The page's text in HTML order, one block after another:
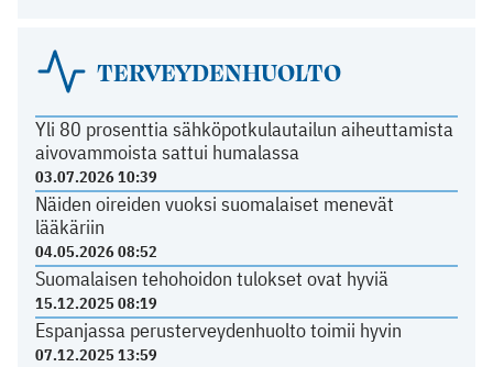
TERVEYDENHUOLTO
Yli 80 prosenttia sähköpotkulautailun aiheuttamista
aivovammoista sattui humalassa
03.07.2026 10:39
Näiden oireiden vuoksi suomalaiset menevät
lääkäriin
04.05.2026 08:52
Suomalaisen tehohoidon tulokset ovat hyviä
15.12.2025 08:19
Espanjassa perusterveydenhuolto toimii hyvin
07.12.2025 13:59